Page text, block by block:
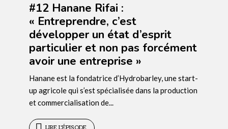
#12 Hanane Rifai :
« Entreprendre, c’est
développer un état d’esprit
particulier et non pas forcément
avoir une entreprise »
Hanane est la fondatrice d’Hydrobarley, une start-
up agricole qui s’est spécialisée dans la production
et commercialisation de...